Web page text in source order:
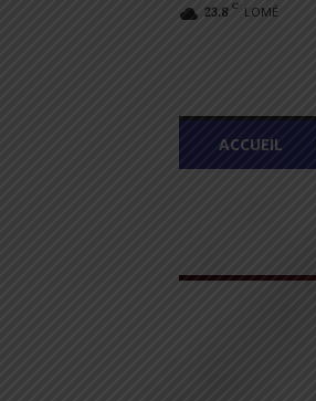
23.8 C LOMÉ
L
M
ACCUEIL